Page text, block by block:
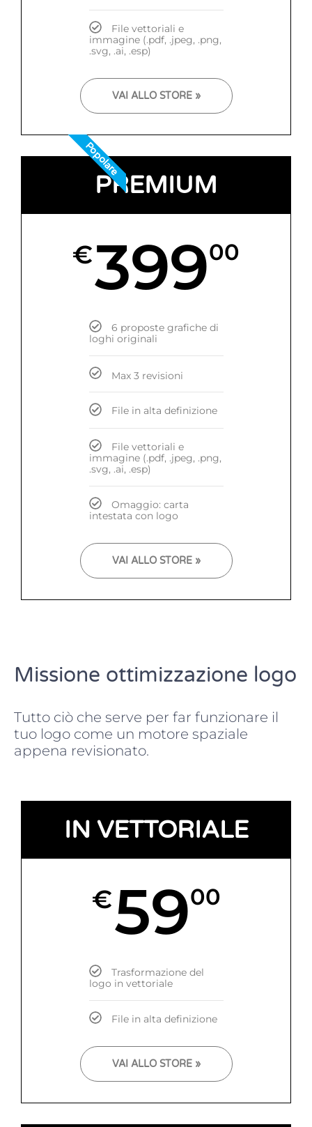
File vettoriali e
immagine (.pdf, .jpeg, .png,
.svg, .ai, .esp)
VAI ALLO STORE »
Popolare
PREMIUM
€39900
6 proposte grafiche di
loghi originali
Max 3 revisioni
File in alta definizione
File vettoriali e
immagine (.pdf, .jpeg, .png,
.svg, .ai, .esp)
Omaggio: carta
intestata con logo
VAI ALLO STORE »
Missione ottimizzazione logo
Tutto ciò che serve per far funzionare il
tuo logo come un motore spaziale
appena revisionato.
IN VETTORIALE
€5900
Trasformazione del
logo in vettoriale
File in alta definizione
VAI ALLO STORE »